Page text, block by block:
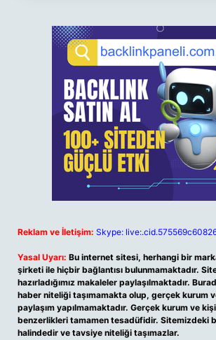
Reklam ve İletişim: Skype:
Yasal Uyarı: Bu internet sitesi, herhangi bir
şirketi ile hiçbir bağlantısı bulunmamaktadır.
hazırladığımız makaleler paylaşılmaktadır.
haber niteliği taşımamakta olup, gerçek kurum
paylaşım yapılmamaktadır. Gerçek kurum ve
benzerlikleri tamamen tesadüfidir. Sitemizdeki
halindedir ve tavsiye niteliği taşımazlar.